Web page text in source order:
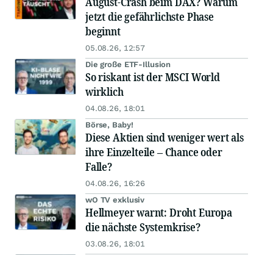
jetzt die gefährlichste Phase
beginnt
05.08.26, 12:57
Die große ETF-Illusion
So riskant ist der MSCI World
wirklich
04.08.26, 18:01
Börse, Baby!
Diese Aktien sind weniger wert als
ihre Einzelteile – Chance oder
Falle?
04.08.26, 16:26
wO TV exklusiv
Hellmeyer warnt: Droht Europa
die nächste Systemkrise?
03.08.26, 18:01